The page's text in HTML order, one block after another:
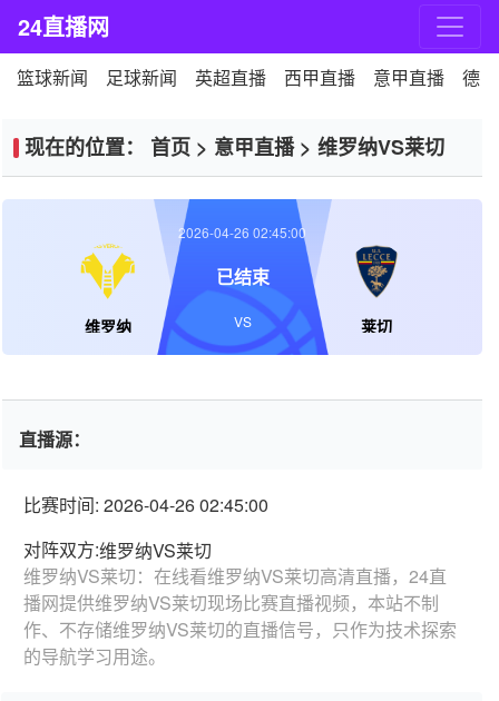
24直播网
篮球新闻 足球新闻 英超直播 西甲直播 意甲直播 德
现在的位置： 首页 > 意甲直播> 维罗纳VS莱切
维罗纳 莱切
2026-04-26 02:45:00
已结束
VS
直播源：
比赛时间: 2026-04-26 02:45:00
对阵双方:维罗纳VS莱切
维罗纳VS莱切：在线看维罗纳VS莱切高清直播，24直
播网提供维罗纳VS莱切现场比赛直播视频，本站不制
作、不存储维罗纳VS莱切的直播信号，只作为技术探索
的导航学习用途。